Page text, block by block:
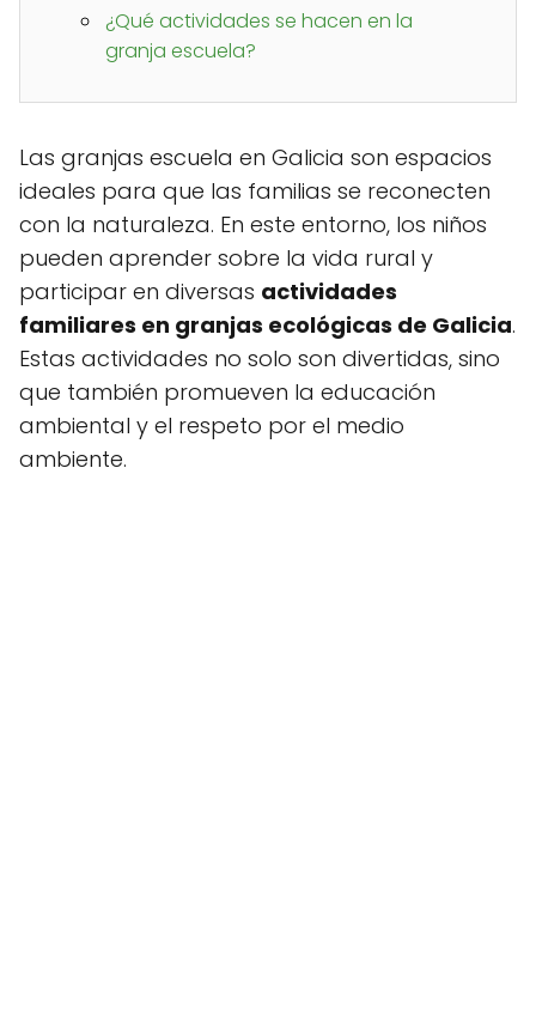
¿Qué actividades se hacen en la
granja escuela?
Las granjas escuela en Galicia son espacios
ideales para que las familias se reconecten
con la naturaleza. En este entorno, los niños
pueden aprender sobre la vida rural y
participar en diversas actividades
familiares en granjas ecológicas de Galicia.
Estas actividades no solo son divertidas, sino
que también promueven la educación
ambiental y el respeto por el medio
ambiente.